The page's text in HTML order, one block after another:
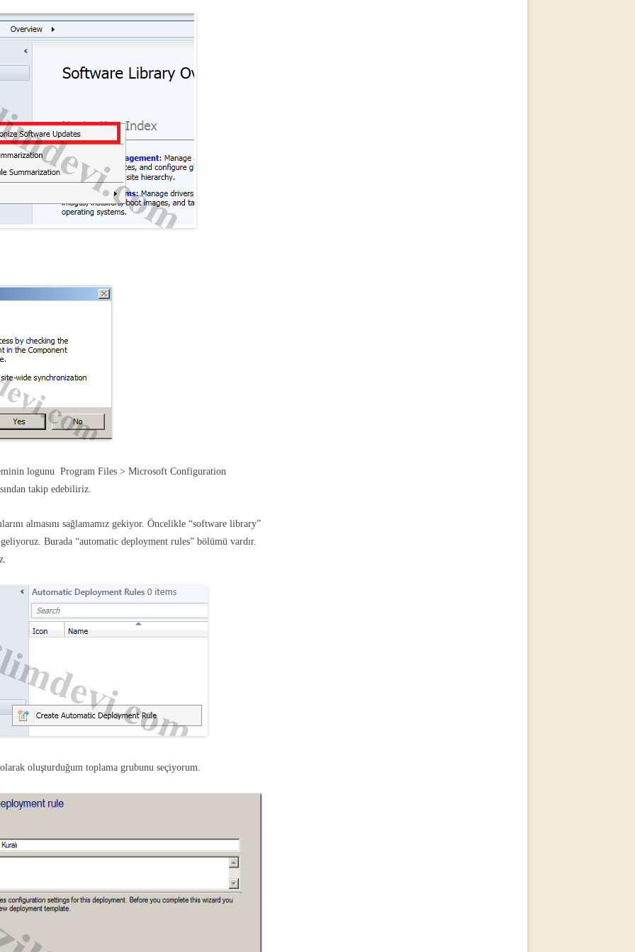
logunu Program Files > Microsoft Configuration
takip edebiliriz.
almasını sağlamamız gekiyor. Öncelikle “software library”
Burada “automatic deployment rules” bölümü vardır.
oluşturduğum toplama grubunu seçiyorum.